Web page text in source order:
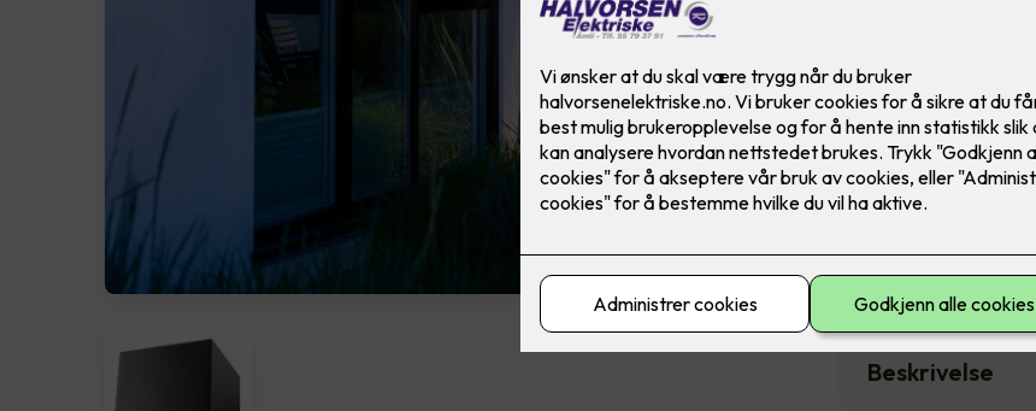
2,690,-
Antall
Pakkens innhold
Beskrivelse